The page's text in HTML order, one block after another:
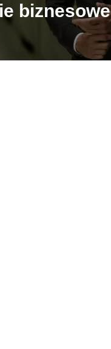
biznesowe